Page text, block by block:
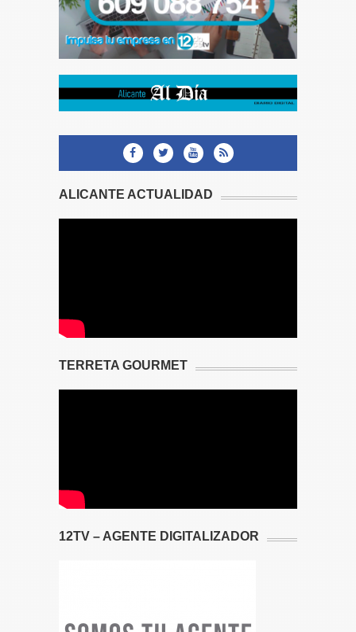
ALICANTE ACTUALIDAD
TERRETA GOURMET
12TV – AGENTE DIGITALIZADOR